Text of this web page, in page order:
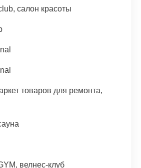
салон красоты
товаров для ремонта,
велнес-клуб